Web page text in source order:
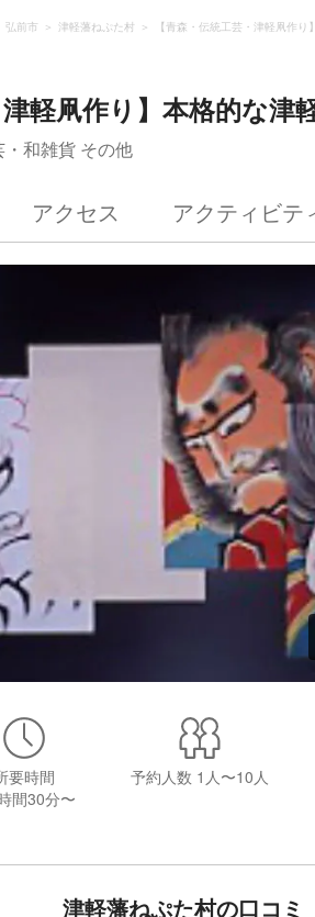
弘前市 津軽藩ねぷた村 【青森・伝統工芸・津軽凧作
津軽凧作り】本格的な
和雑貨 その他
アクセス アクティビテ
要時間
間30分〜
予約人数 1人〜10人
津軽藩ねぷた村の口コミ